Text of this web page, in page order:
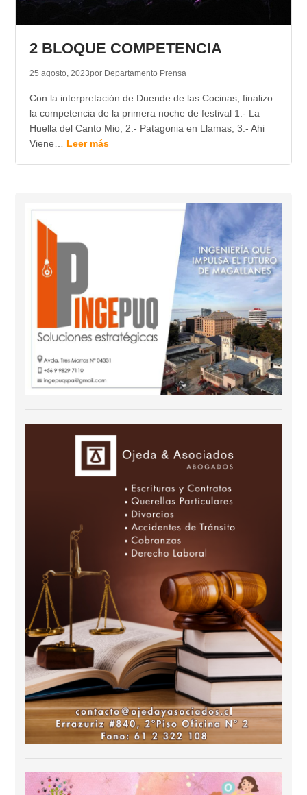
2 BLOQUE COMPETENCIA
25 agosto, 2023por Departamento Prensa
Con la interpretación de Duende de las Cocinas, finalizo
la competencia de la primera noche de festival 1.- La
Huella del Canto Mio; 2.- Patagonia en Llamas; 3.- Ahi
Viene… Leer más